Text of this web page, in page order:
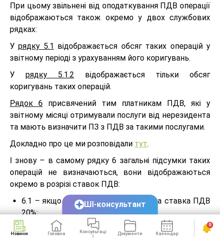
При цьому звільнені від оподаткування ПДВ операції
відображаються також окремо у двох службових
рядках:
Урядку 5.1 відображається обсяг таких операцій у
звітному періоді з урахуванням його коригувань.
У рядку 5.1.2 відображається тільки обсяг
коригувань таких операцій.
Рядок 6 присвячений тим платникам ПДВ, які у
звітному місяці отримували послуги від нерезидента
та мають визначити ПЗ з ПДВ за такими послугами.
Докладно про це ми розповідали тут.
І знову – в самому рядку 6 загальні підсумки таких
операцій не визначаються, вони відображаються
окремо в розрізі ставок ПДВ:
6.1 – якщо застосовувалася основна ставка ПДВ
20%;
6.2 – для ставки 7%.
Новини Головна
Консультаці
ї
Документи Календар Сервіси
0
ШІ-консультант